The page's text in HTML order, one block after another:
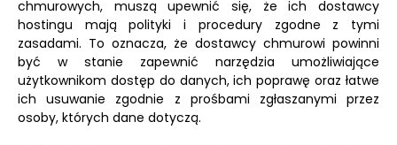
chmurowych, muszą upewnić się, że ich dostawcy
hostingu mają polityki i procedury zgodne z tymi
zasadami. To oznacza, że dostawcy chmurowi powinni
być w stanie zapewnić narzędzia umożliwiające
użytkownikom dostęp do danych, ich poprawę oraz łatwe
ich usuwanie zgodnie z prośbami zgłaszanymi przez
osoby, których dane dotyczą.